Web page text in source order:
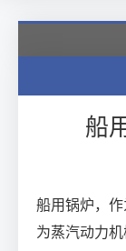
船
船用锅炉，
为蒸汽动力